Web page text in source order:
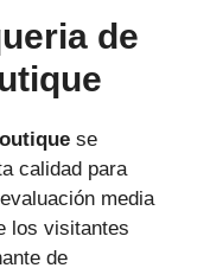
de
se
calidad para
media
los visitantes
de